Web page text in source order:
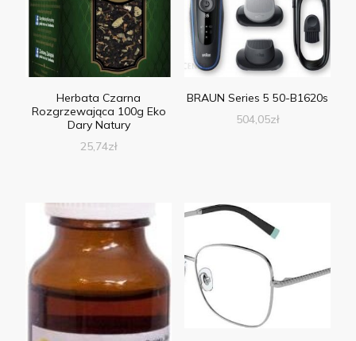
Herbata Czarna
Rozgrzewająca 100g Eko
Dary Natury
25,74zł
BRAUN Series 5 50-B1620s
504,05zł